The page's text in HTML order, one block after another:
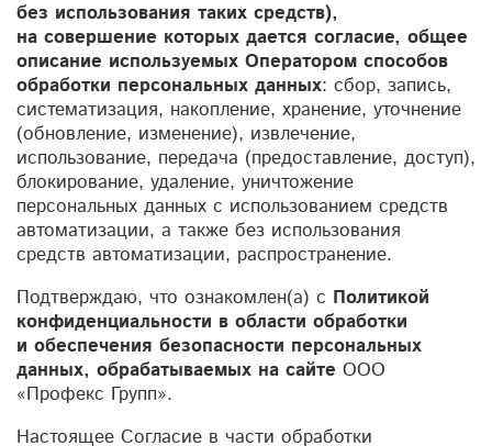
без использования таких средств),
на совершение которых дается согласие, общее
описание используемых Оператором способов
обработки персональных данных: сбор, запись,
систематизация, накопление, хранение, уточнение
(обновление, изменение), извлечение,
использование, передача (предоставление, доступ),
блокирование, удаление, уничтожение
персональных данных с использованием средств
автоматизации, а также без использования
средств автоматизации, распространение.
Подтверждаю, что ознакомлен(а) с Политикой
конфиденциальности в области обработки
и обеспечения безопасности персональных
данных, обрабатываемых на сайте ООО
«Профекс Групп».
Настоящее Согласие в части обработки